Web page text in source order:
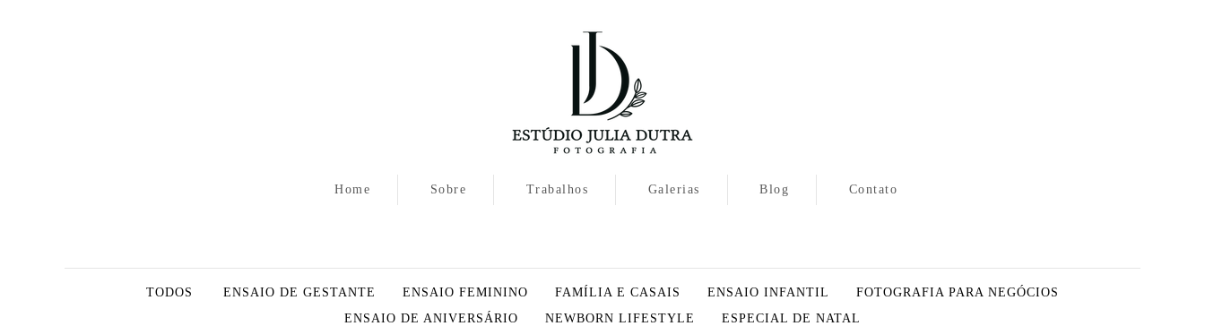
Home Sobre Trabalhos Galerias Blog Contato
TODOS ENSAIO DE GESTANTE ENSAIO FEMININO FAMÍLIA E CASAIS ENSAIO INFANTIL
FOTOGRAFIA PARA NEGÓCIOS
ENSAIO DE ANIVERSÁRIO
NEWBORN LIFESTYLE ESPECIAL DE NATAL